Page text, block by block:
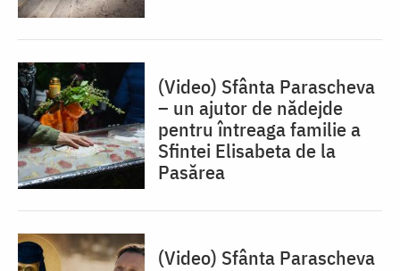
(Video) Sfânta Parascheva
– un ajutor de nădejde
pentru întreaga familie a
Sfintei Elisabeta de la
Pasărea
(Video) Sfânta Parascheva